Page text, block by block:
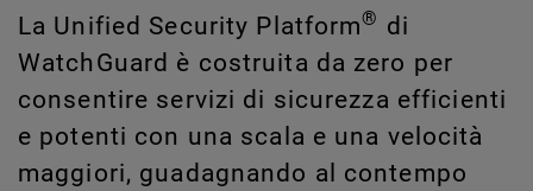
La Unified Security Platform® di
WatchGuard è costruita da zero per
consentire servizi di sicurezza efficienti
e potenti con una scala e una velocità
maggiori, guadagnando al contempo